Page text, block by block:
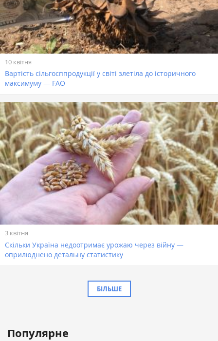
10 квітня
Вартість сільгосппродукції у світі злетіла до історичного
максимуму — FAO
3 квітня
Скільки Україна недоотримає урожаю через війну —
оприлюднено детальну статистику
БІЛЬШЕ
Популярне